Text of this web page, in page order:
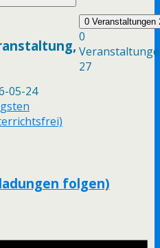
05-24
0 Veranstaltungen
0
27
folgen)